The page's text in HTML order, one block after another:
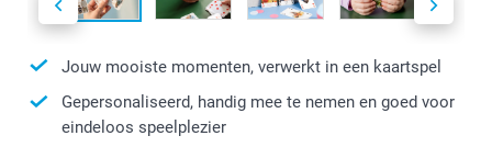
Jouw mooiste momenten, verwerkt in een kaartspel
Gepersonaliseerd, handig mee te nemen en goed voor
eindeloos speelplezier